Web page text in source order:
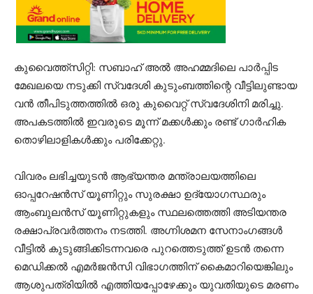
കുവൈത്ത്സിറ്റി: സബാഹ് അൽ അഹമ്മദിലെ പാർപ്പിട
മേഖലയെ നടുക്കി സ്വദേശി കുടുംബത്തിന്റെ വീട്ടിലുണ്ടായ
വൻ തീപിടുത്തത്തിൽ ഒരു കുവൈറ്റ് സ്വദേശിനി മരിച്ചു.
അപകടത്തിൽ ഇവരുടെ മൂന്ന് മക്കൾക്കും രണ്ട് ഗാര്‍ഹിക
തൊഴിലാളികൾക്കും പരിക്കേറ്റു.
വിവരം ലഭിച്ചയുടൻ ആഭ്യന്തര മന്ത്രാലയത്തിലെ
ഓപ്പറേഷൻസ് യൂണിറ്റും സുരക്ഷാ ഉദ്യോഗസ്ഥരും
ആംബുലൻസ് യൂണിറ്റുകളും സ്ഥലത്തെത്തി അടിയന്തര
രക്ഷാപ്രവർത്തനം നടത്തി. അഗ്നിശമന സേനാംഗങ്ങൾ
വീട്ടിൽ കുടുങ്ങിക്കിടന്നവരെ പുറത്തെടുത്ത് ഉടൻ തന്നെ
മെഡിക്കൽ എമർജൻസി വിഭാഗത്തിന് കൈമാറിയെങ്കിലും
ആശുപത്രിയിൽ എത്തിയപ്പോഴേക്കും യുവതിയുടെ മരണം